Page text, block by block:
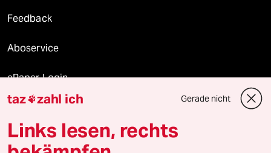
Feedback
Aboservice
ePaper Login
Downloads für Abonnierende
taz zahl ich Gerade nicht
Links lesen, rechts